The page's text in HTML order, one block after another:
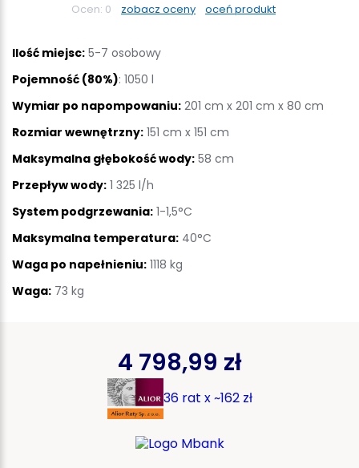
Ocen: 0 zobacz oceny oceń produkt
Ilość miejsc: 5-7 osobowy
Pojemność (80%): 1050 l
Wymiar po napompowaniu: 201 cm x 201 cm x 80 cm
Rozmiar wewnętrzny: 151 cm x 151 cm
Maksymalna głębokość wody: 58 cm
Przepływ wody: 1 325 l/h
System podgrzewania: 1-1,5°C
Maksymalna temperatura: 40°C
Waga po napełnieniu: 1118 kg
Waga: 73 kg
4 798,99 zł
36 rat x ~162 zł